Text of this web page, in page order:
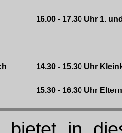
16.00 - 17.30 Uhr 1.
14.30 - 15.30 Uhr
15.30 - 16.30 Uhr